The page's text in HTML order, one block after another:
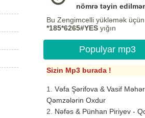
nömrə təyin
Bu Zengimcelli yükləmək üçün
*185*6265#YES yığın
Populyar mp3
Sizin Mp3 burada !
Vəfa Şərifova & Vasif
Qəmzələrin Oxdur
Nəfəs & Pünhan Piriyev -